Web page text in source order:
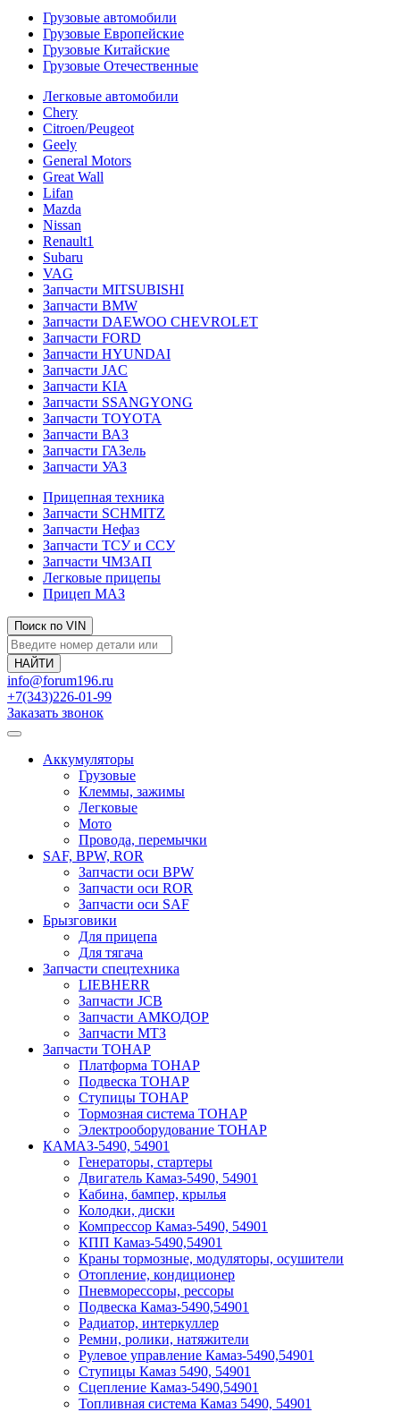
Грузовые автомобили
Грузовые Европейские
Грузовые Китайские
Грузовые Отечественные
Легковые автомобили
Chery
Citroen/Peugeot
Geely
General Motors
Great Wall
Lifan
Mazda
Nissan
Renault1
Subaru
VAG
Запчасти MITSUBISHI
Запчасти BMW
Запчасти DAEWOO CHEVROLET
Запчасти FORD
Запчасти HYUNDAI
Запчасти JAC
Запчасти KIA
Запчасти SSANGYONG
Запчасти TOYOTA
Запчасти ВАЗ
Запчасти ГАЗель
Запчасти УАЗ
Прицепная техника
Запчасти SCHMITZ
Запчасти Нефаз
Запчасти ТСУ и ССУ
Запчасти ЧМЗАП
Легковые прицепы
Прицеп МАЗ
Поиск по VIN
info@forum196.ru
+7(343)226-01-99
Заказать звонок
Аккумуляторы
Грузовые
Клеммы, зажимы
Легковые
Мото
Провода, перемычки
SAF, BPW, ROR
Запчасти оси BPW
Запчасти оси ROR
Запчасти оси SAF
Брызговики
Для прицепа
Для тягача
Запчасти спецтехника
LIEBHERR
Запчасти JCB
Запчасти АМКОДОР
Запчасти МТЗ
Запчасти ТОНАР
Платформа ТОНАР
Подвеска ТОНАР
Ступицы ТОНАР
Тормозная система ТОНАР
Электрооборудование ТОНАР
КАМАЗ-5490, 54901
Генераторы, стартеры
Двигатель Камаз-5490, 54901
Кабина, бампер, крылья
Колодки, диски
Компрессор Камаз-5490, 54901
КПП Камаз-5490,54901
Краны тормозные, модуляторы, осушители
Отопление, кондиционер
Пневморессоры, рессоры
Подвеска Камаз-5490,54901
Радиатор, интеркуллер
Ремни, ролики, натяжители
Рулевое управление Камаз-5490,54901
Ступицы Камаз 5490, 54901
Сцепление Камаз-5490,54901
Топливная система Камаз 5490, 54901